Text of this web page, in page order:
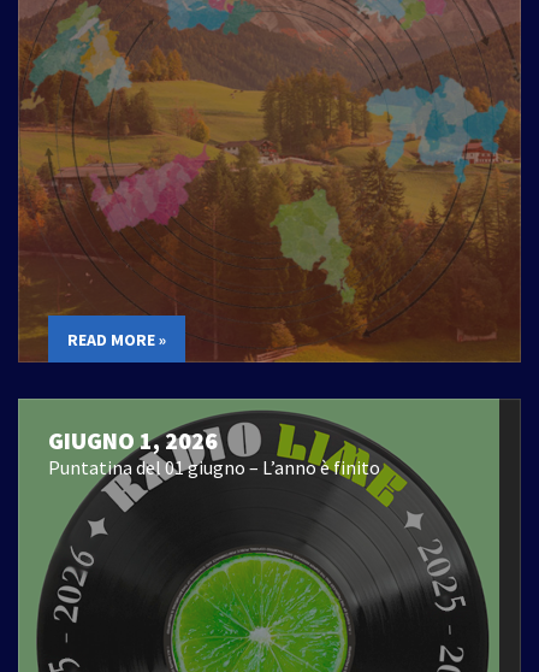
READ MORE »
GIUGNO 1, 2026
Puntatina del 01 giugno – L’anno è finito